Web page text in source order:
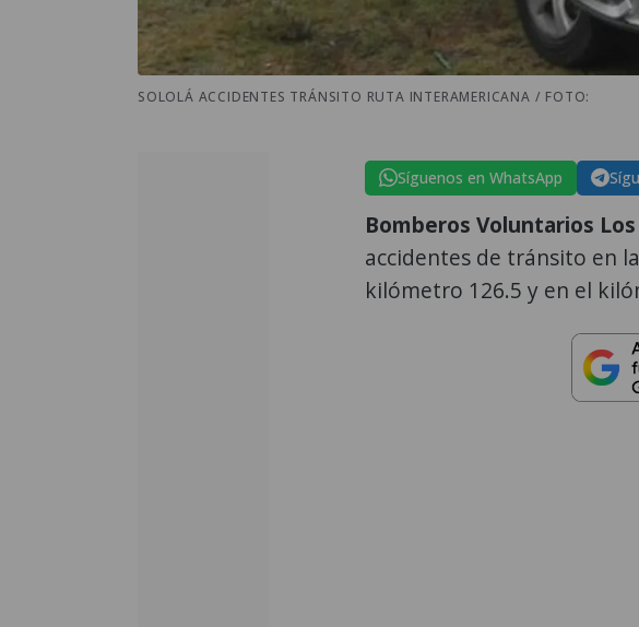
SOLOLÁ ACCIDENTES TRÁNSITO RUTA INTERAMERICANA / FOTO:
Síguenos en WhatsApp
Bomberos Voluntarios
accidentes de tránsito en la
kilómetro 126.5 y en el